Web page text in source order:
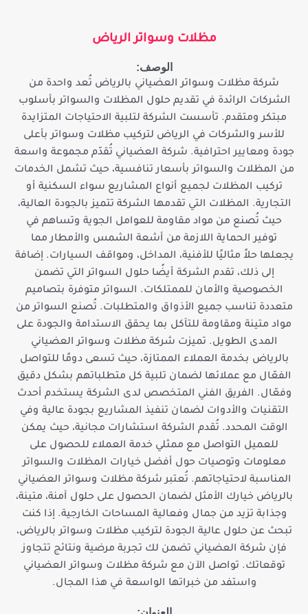
مظلات وسواتر الرياض
الوصف:
شركة مظلات وسواتر العضياني بالرياض تُعد واحدة من
الشركات الرائدة في تقديم حلول المظلات والسواتر بأسلوب
مبتكر ومتقدم. تأسست الشركة لتلبية الاحتياجات المتزايدة
للأسر والشركات في الرياض لتركيب مظلات وسواتر بأعلى
جودة ومعايير احترافية. شركة العضياني تُقدّم مجموعة واسعة
من المظلات والسواتر بأسعار تنافسية، حيث تشمل الخدمات
تركيب المظلات لجميع أنواع المشاريع سواء السكنية أو
التجارية. المظلات التي تقدمها الشركة تتميز بالجودة العالية،
حيث تُصنع من مواد مقاومة للعوامل الجوية وتساهم في
توفير الحماية اللازمة من أشعة الشمس والأمطار مما
يجعلها حلاً مثاليًا للأفنية، المداخل، ومواقف السيارات. إضافة
إلى ذلك، تقدم الشركة أيضًا حلول السواتر التي تضمن
الخصوصية والأمان للممتلكات. السواتر متوفرة بتصاميم
متعددة تناسب جميع الأذواق والمتطلبات. تُصنع السواتر من
مواد متينة ومقاومة للتآكل بما يحقق الاستدامة والجودة على
المدى الطويل. تميزت شركة مظلات وسواتر العضياني
بالرياض بخدمة العملاء الممتازة، حيث تسعى دومًا للتواصل
الفعّال مع عملائها لضمان تلبية كل متطلباتهم بشكل دقيق
وفعّال. الفريق الفني المتخصص لدى الشركة يستخدم أحدث
التقنيات والأدوات لضمان تنفيذ المشاريع بجودة عالية وفي
الوقت المحدد. تُقدم الشركة استشارات مجانية، حيث يمكن
للعميل التواصل مع ممثلي خدمة العملاء للحصول على
معلومات وتوصيات حول أفضل خيارات المظلات والسواتر
المناسبة لاحتياجاتهم. تُعتبر شركة مظلات وسواتر العضياني
بالرياض خيارك الأمثل لضمان الحصول على حلول آمنة، متينة،
وجذابة تزيد من جمال وفعالية المساحات الخارجية. إذا كنت
تبحث عن حلول عالية الجودة لتركيب مظلات وسواتر بالرياض،
فإن شركة العضياني تضمن لك تجربة مرضية ونتائج تتجاوز
توقعاتك. تواصل الآن مع شركة مظلات وسواتر العضياني
واستفد من خبراتها الواسعة في هذا المجال.